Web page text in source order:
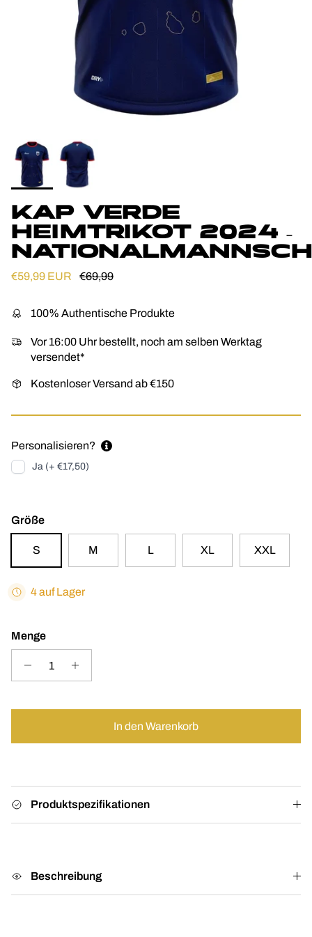
KAP VERDE
HEIMTRIKOT 2024 –
Verkaufspreis
€59,99 EUR Normaler Preis
€69,99
100% Authentische Produkte
Vor 16:00 Uhr bestellt, noch am selben Werktag
versendet*
Kostenloser Versand ab €150
Personalisieren?
Ja (+ €17,50)
Größe
S M L XL XXL
4 auf Lager
Menge
In den Warenkorb
Produktspezifikationen
Beschreibung